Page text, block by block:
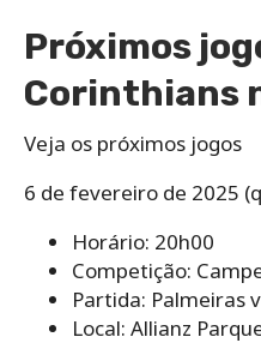
Próximos
Corinthians
Veja os próximos jogos
6 de fevereiro de 2025
Horário: 20h00
Competição:
Partida: Palmeiras
Local: Allianz